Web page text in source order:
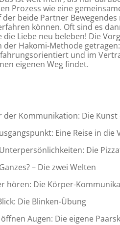
Prozess wie eine
beide Partner Bewegendes
können. Oft sind es
die Liebe neu beleben! Die
der Hakomi-Methode
und im
eigenen Weg findet.
der Kommunikation: Die Kunst
Eine Reise in die
Die
– Die zwei Welten
hören: Die Körper-
Die Blinken-Übung
Augen: Die eigene